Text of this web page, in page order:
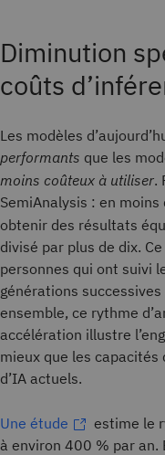
Diminution
coûts
Les modèles
performants que les
moins coûteux à utiliser.
SemiAnalysis : en
obtenir des résultats
divisé par plus de dix.
personnes qui ont suivi
générations
ensemble, ce rythme
accélération illustre
mieux que les
d’IA actuels.
Une étude
estime le
à environ 400 % par an.